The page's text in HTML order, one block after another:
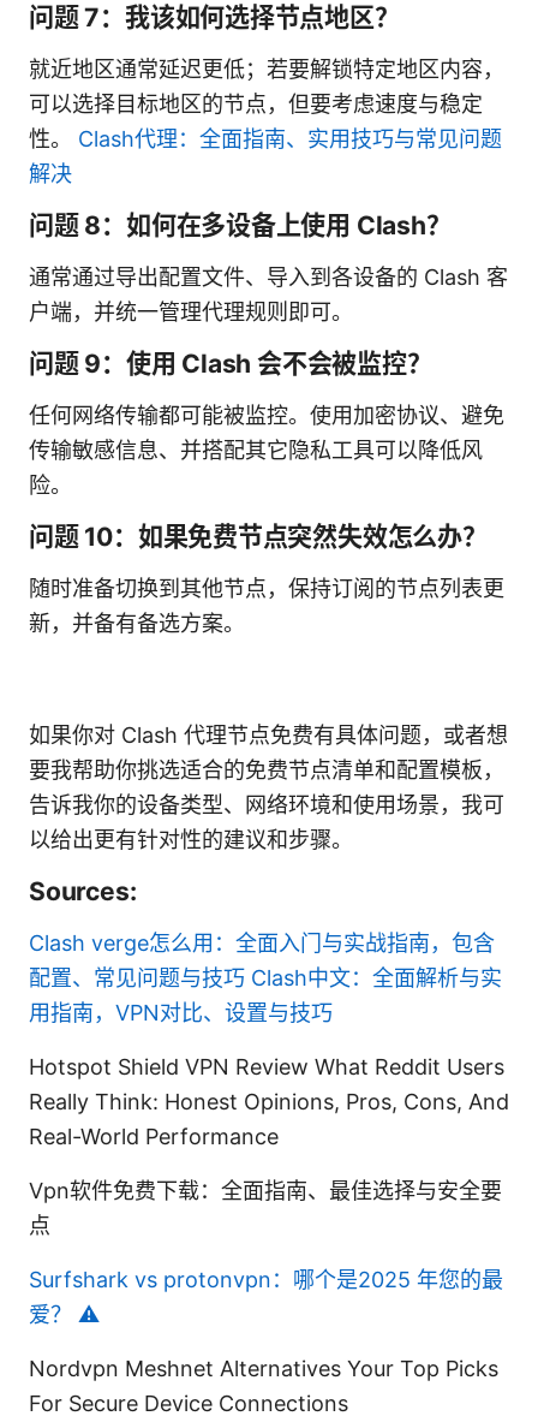
问题 7：我该如何选择节点地区？
就近地区通常延迟更低；若要解锁特定地区内容，
可以选择目标地区的节点，但要考虑速度与稳定
性。 Clash代理：全面指南、实用技巧与常见问题
解决
问题 8：如何在多设备上使用 Clash？
通常通过导出配置文件、导入到各设备的 Clash 客
户端，并统一管理代理规则即可。
问题 9：使用 Clash 会不会被监控？
任何网络传输都可能被监控。使用加密协议、避免
传输敏感信息、并搭配其它隐私工具可以降低风
险。
问题 10：如果免费节点突然失效怎么办？
随时准备切换到其他节点，保持订阅的节点列表更
新，并备有备选方案。
如果你对 Clash 代理节点免费有具体问题，或者想
要我帮助你挑选适合的免费节点清单和配置模板，
告诉我你的设备类型、网络环境和使用场景，我可
以给出更有针对性的建议和步骤。
Sources:
Clash verge怎么用：全面入门与实战指南，包含
配置、常见问题与技巧 Clash中文：全面解析与实
用指南，VPN对比、设置与技巧
Hotspot Shield VPN Review What Reddit Users
Really Think: Honest Opinions, Pros, Cons, And
Real-World Performance
Vpn软件免费下载：全面指南、最佳选择与安全要
点
Surfshark vs protonvpn：哪个是2025 年您的最
爱？ ⚠️
Nordvpn Meshnet Alternatives Your Top Picks
For Secure Device Connections